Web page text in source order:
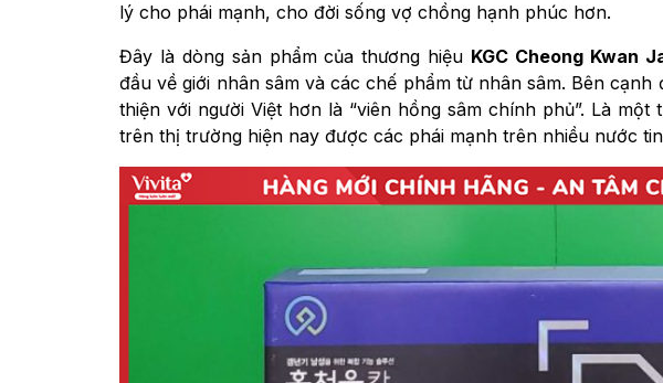
lý cho phái mạnh, cho đời sống vợ chồng hạnh phúc hơn.
Đây là dòng sản phẩm của thương hiệu KGC Cheong Kwan
đầu về giới nhân sâm và các chế phẩm từ nhân sâm. Bên
thiện với người Việt hơn là “viên hồng sâm chính phủ”. Là
trên thị trường hiện nay được các phái mạnh trên nhiều nước